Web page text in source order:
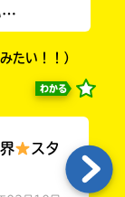
…
たい！！）
わかる
スタ